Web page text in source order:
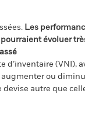
Les
évoluer
d’inventaire (VNI),
ou
autre que